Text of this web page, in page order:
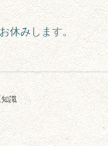
休みします。
知識